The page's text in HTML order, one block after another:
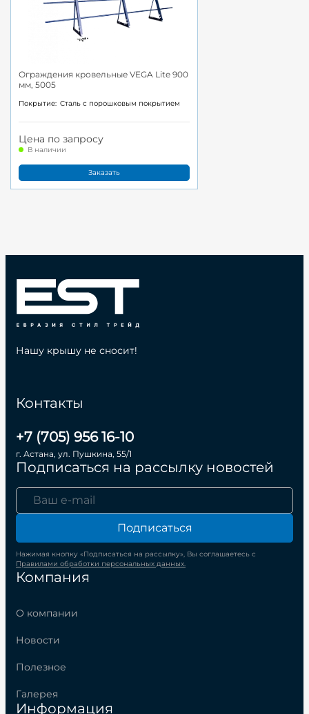
Ограждения кровельные VEGA Lite 900
мм, 5005
Покрытие: Cталь с порошковым покрытием
Цена по запросу
В наличии
Заказать
Компания
О компании
Новости
Полезное
Галерея
Информация
Контакты
+7 (705) 956 16-10
г. Астана, ул. Пушкина, 55/1
Подписаться на рассылку новостей
Подписаться
Нажимая кнопку «Подписаться на рассылку», Вы соглашаетесь с
Правилами обработки персональных данных.
Нашу крышу не сносит!